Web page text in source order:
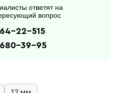
ответят на
вопрос
22-515
39-95